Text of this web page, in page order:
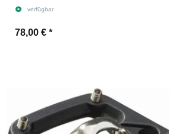
verfügbar
78,00 € *